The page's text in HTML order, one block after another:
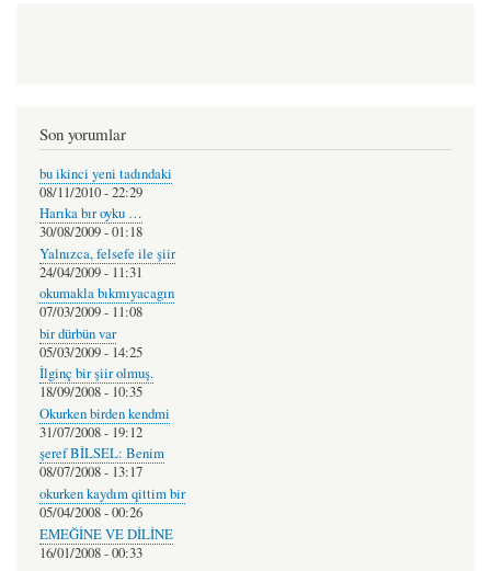
Son yorumlar
bu ikinci yeni tadındaki
08/11/2010 - 22:29
Harıka bır oyku …
30/08/2009 - 01:18
Yalnızca, felsefe ile şiir
24/04/2009 - 11:31
okumakla bıkmıyacagın
07/03/2009 - 11:08
bir dürbün var
05/03/2009 - 14:25
İlginç bir şiir olmuş.
18/09/2008 - 10:35
Okurken birden kendmi
31/07/2008 - 19:12
şeref BİLSEL: Benim
08/07/2008 - 13:17
okurken kaydım qittim bir
05/04/2008 - 00:26
EMEĞİNE VE DİLİNE
16/01/2008 - 00:33